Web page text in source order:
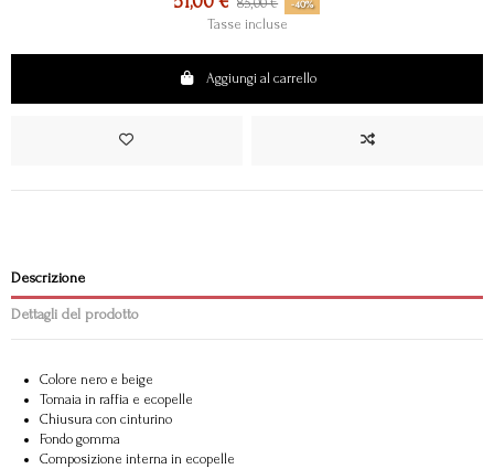
85,00 € -40%
Tasse incluse
Aggiungi al carrello
Descrizione
Dettagli del prodotto
Colore nero e beige
Tomaia in raffia e ecopelle
Chiusura con cinturino
Fondo gomma
Composizione interna in ecopelle